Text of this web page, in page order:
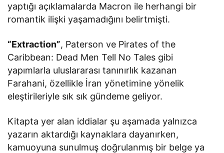
yaptığı açıklamalarda Macron ile herhangi bir
romantik ilişki yaşamadığını belirtmişti.
“Extraction”, Paterson ve Pirates of the
Caribbean: Dead Men Tell No Tales gibi
yapımlarla uluslararası tanınırlık kazanan
Farahani, özellikle İran yönetimine yönelik
eleştirileriyle sık sık gündeme geliyor.
Kitapta yer alan iddialar şu aşamada yalnızca
yazarın aktardığı kaynaklara dayanırken,
kamuoyuna sunulmuş doğrulanmış bir belge ya